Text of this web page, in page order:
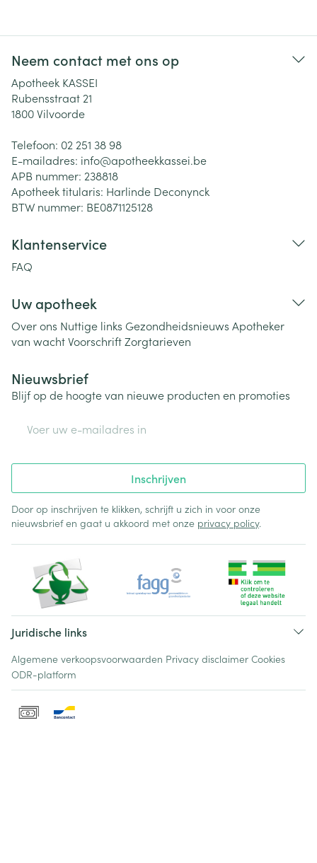
Neem contact met ons op
Apotheek KASSEI
Rubensstraat 21
1800Vilvoorde
Telefoon: 02 251 38 98
E-mailadres: info@apotheekkassei.be
APB nummer: 238818
Apotheek titularis: Harlinde Deconynck
BTW nummer: BE0871125128
Klantenservice
FAQ
Uw apotheek
Over ons Nuttige links Gezondheidsnieuws Apotheker
van wachtVoorschriftZorgtarieven
Nieuwsbrief
Blijf op de hoogte van nieuwe producten en promoties
Inschrijven
Door op inschrijven te klikken, schrijft u zich in voor onze
nieuwsbrief en gaat u akkoord met onze privacy policy.
Juridische links
Algemene verkoopsvoorwaarden Privacy disclaimer Cookies
ODR-platform